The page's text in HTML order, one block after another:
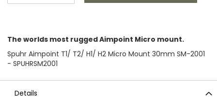
The worlds most rugged Aimpoint Micro mount.
Spuhr Aimpoint T1/ T2/ H1/ H2 Micro Mount 30mm SM-2001
- SPUHRSM2001
Details